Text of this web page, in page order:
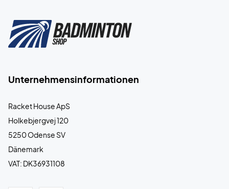
Unternehmensinformationen
Racket House ApS
Holkebjergvej 120
5250 Odense SV
Dänemark
VAT: DK36931108